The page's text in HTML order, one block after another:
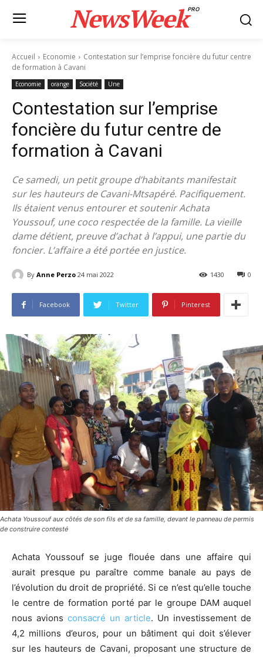
NewsWeekPRO
Accueil Economie
Contestation sur l’emprise foncière du futur centre
de formation à Cavani
Economie orange Société Une
Contestation sur l’emprise
foncière du futur centre de
formation à Cavani
Ce samedi, un petit groupe d’habitants manifestait
sur les hauteurs de Cavani-Mtsapéré. Pacifiquement.
Ils étaient venus entourer et soutenir Achata
Youssouf, une coco respectée de la famille. La vieille
dame détient, preuve d’achat à l’appui, une partie du
foncier. L’affaire a été portée en justice.
By Anne Perzo 24 mai 2022 0
1430
Facebook Twitter Pinterest
Achata Youssouf aux côtés de son fils et de sa famille, devant le panneau de permis
de construire contesté
Achata Youssouf se juge flouée dans une affaire qui
aurait presque pu paraître comme banale au pays de
l’évolution du droit de propriété. Si ce n’est qu’elle touche
le centre de formation porté par le groupe DAM auquel
nous avions consacré un article. Un investissement de
4,2 millions d’euros, pour un bâtiment qui doit s’élever
sur les hauteurs de Cavani, proposant une structure de